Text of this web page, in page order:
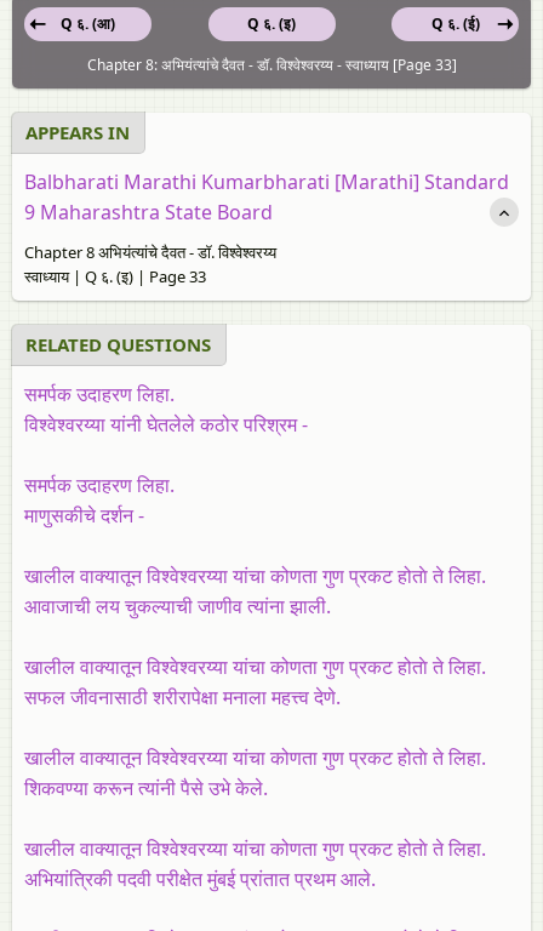
Q ६. (इ)
Q ६. (आ)
Q ६. (ई)
Chapter 8: अभियंत्यांचे दैवत - डॉ. विश्वेश्वरय्य - स्वाध्याय [Page 33]
APPEARS IN
Balbharati Marathi Kumarbharati [Marathi] Standard
9 Maharashtra State Board
Chapter 8 अभियंत्यांचे दैवत - डॉ. विश्वेश्वरय्य
स्वाध्याय | Q ६. (इ) | Page 33
RELATED QUESTIONS
समर्पक उदाहरण लिहा.
विश्वेश्वरय्या यांनी घेतलेले कठोर परिश्रम -
समर्पक उदाहरण लिहा.
माणुसकीचे दर्शन -
खालील वाक्यातून विश्वेश्वरय्या यांचा कोणता गुण प्रकट होताे ते लिहा.
आवाजाची लय चुकल्याची जाणीव त्यांना झाली.
खालील वाक्यातून विश्वेश्वरय्या यांचा कोणता गुण प्रकट होताे ते लिहा.
सफल जीवनासाठी शरीरापेक्षा मनाला महत्त्व देणे.
खालील वाक्यातून विश्वेश्वरय्या यांचा कोणता गुण प्रकट होताे ते लिहा.
शिकवण्या करून त्यांनी पैसे उभे केले.
खालील वाक्यातून विश्वेश्वरय्या यांचा कोणता गुण प्रकट होताे ते लिहा.
अभियांत्रिकी पदवी परीक्षेत मुंबई प्रांतात प्रथम आले.